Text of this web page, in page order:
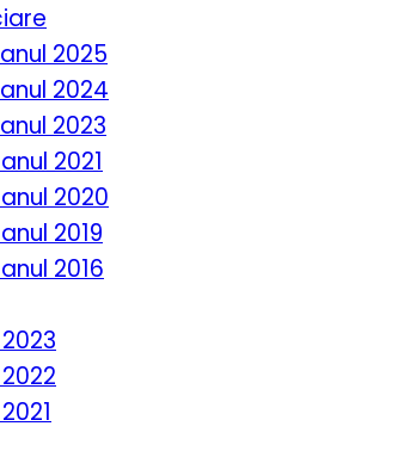
2025
2024
2023
2021
2020
2019
2016